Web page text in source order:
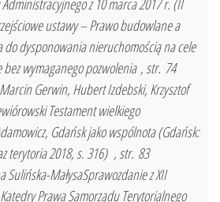
z 10 marca 2017 r. (II
ustawy – Prawo budowlane a
dysponowania nieruchomością na cele
wymaganego pozwolenia , str. 74
Marcin Gerwin, Hubert Izdebski, Krzysztof
Testament wielkiego
Gdańsk jako wspólnota (Gdańsk:
terytoria 2018, s. 316) , str. 83
Sulińska-MałysaSprawozdanie z XII
Prawa Samorządu Terytorialnego